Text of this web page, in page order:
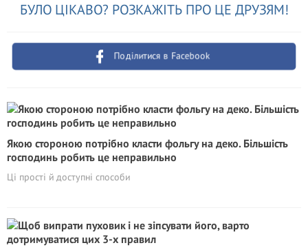
БУЛО ЦІКАВО? РОЗКАЖІТЬ ПРО ЦЕ ДРУЗЯМ!
Поділитися в Facebook
Якою стороною потрібно класти фольгу на деко. Більшість
господинь робить це неправильно
Ці прості й доступні способи